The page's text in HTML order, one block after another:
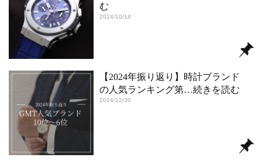
む
2024/10/14
【2024年振り返り】時計ブランド
の人気ランキング第…続きを読む
2024/12/30